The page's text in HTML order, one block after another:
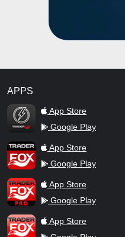
APPS
TraderFox Flash
App Store
Google Play
TraderFox AppApp Store
Google Play
TraderFox ProApp Store
Google Play
TraderFox dpa-AFX ProFeed
App Store